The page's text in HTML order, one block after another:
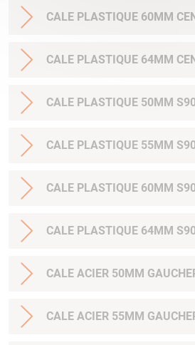
CALE PLASTIQUE 60MM
CALE PLASTIQUE 64MM
CALE PLASTIQUE 50MM
CALE PLASTIQUE 55MM
CALE PLASTIQUE 60MM
CALE PLASTIQUE 64MM
CALE ACIER 50MM
CALE ACIER 55MM